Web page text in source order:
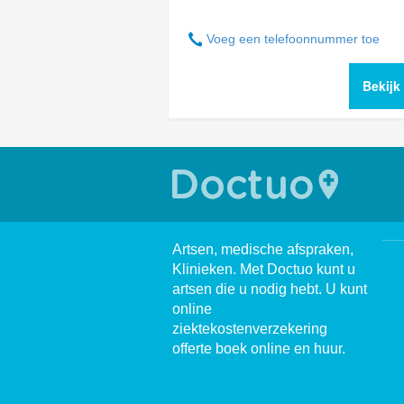
Voeg een telefoonnummer toe
Bekijk
Artsen, medische afspraken,
Klinieken. Met Doctuo kunt u
artsen die u nodig hebt. U kunt
online
ziektekostenverzekering
offerte boek online en huur.